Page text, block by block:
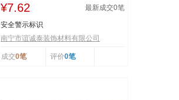
¥7.62 最新成交0笔
安全警示标识
南宁市谊诚泰装饰材料有限公司
成交0笔 评价0笔